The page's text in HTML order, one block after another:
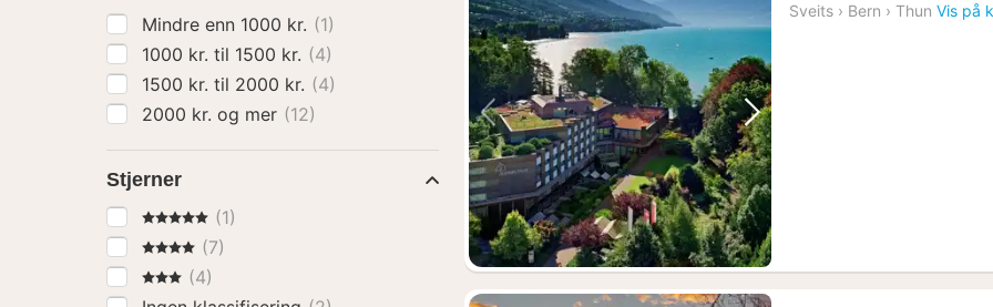
Forrige bilde Neste bilde
Sveits › Bern › Thun Vis på
Mindre enn 1000 kr. (1)
1000 kr. til 1500 kr. (4)
1500 kr. til 2000 kr. (4)
2000 kr. og mer (12)
Stjerner
5 Stjerner(1)
4 Stjerner
(7)
3 Stjerner
(4)